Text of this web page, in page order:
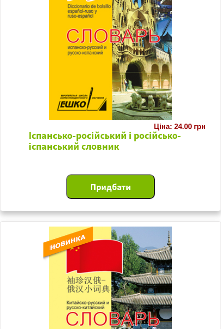
Іспансько-російський і російсько-
іспанський словник
Ціна: 24.00 грн